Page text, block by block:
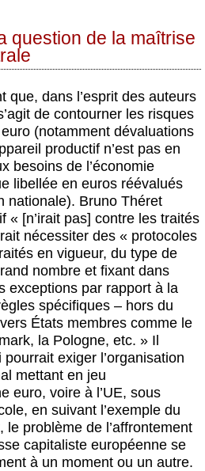
question de la maîtrise
que, dans l’esprit des auteurs
de contourner les risques
(notamment dévaluations
productif n’est pas en
besoins de l’économie
libellée en euros réévalués
nationale). Bruno Théret
« [n’irait pas] contre les traités
nécessiter des « protocoles
en vigueur, du type de
nombre et fixant dans
exceptions par rapport à la
spécifiques – hors du
États membres comme le
la Pologne, etc. » Il
exiger l’organisation
mettant en jeu
euro, voire à l’UE, sous
en suivant l’exemple du
le problème de l’affrontement
capitaliste européenne se
à un moment ou un autre.